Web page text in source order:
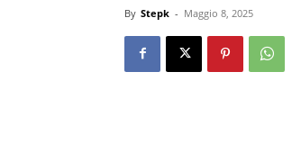
By Stepk - Maggio 8, 2025